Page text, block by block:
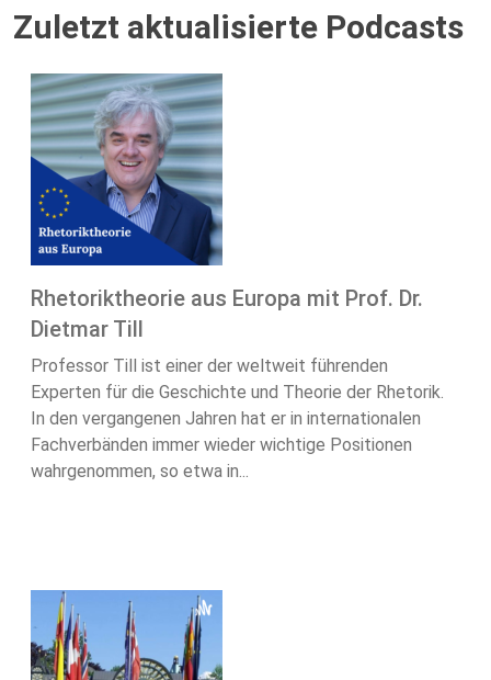
Zuletzt aktualisierte Podcasts
Rhetoriktheorie aus Europa mit Prof. Dr.
Dietmar Till
Professor Till ist einer der weltweit führenden
Experten für die Geschichte und Theorie der Rhetorik.
In den vergangenen Jahren hat er in internationalen
Fachverbänden immer wieder wichtige Positionen
wahrgenommen, so etwa in...